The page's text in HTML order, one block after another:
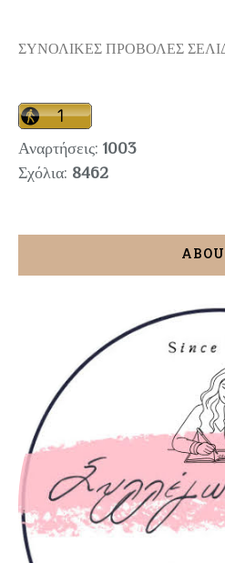
ΣΥΝΟΛΙΚΕΣ ΠΡΟΒΟΛΕΣ
Αναρτήσεις: 1003
Σχόλια: 8462